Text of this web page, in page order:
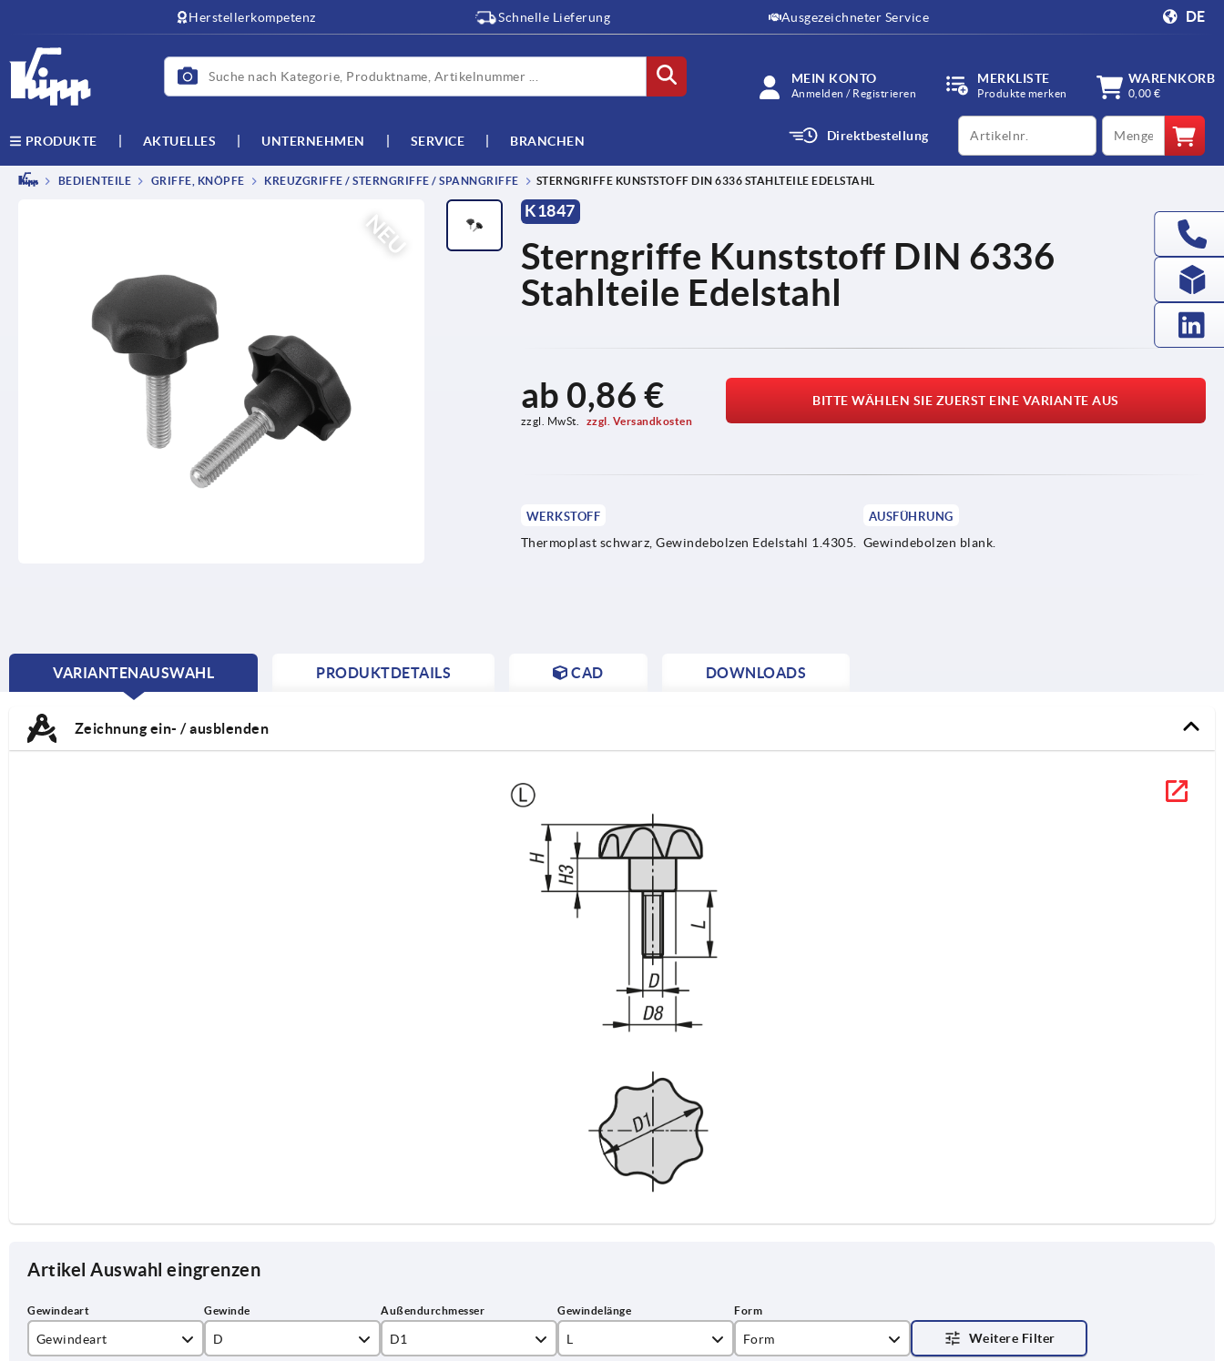
Herstellerkompetenz Schnelle Lieferung Ausgezeichneter Service DE
MEIN KONTO
Anmelden / Registrieren
MERKLISTE
Produkte merken
WARENKORB
0,00 €
PRODUKTE AKTUELLES UNTERNEHMEN SERVICE BRANCHEN Direktbestellung
productCode qty
BEDIENTEILE GRIFFE, KNÖPFE KREUZGRIFFE / STERNGRIFFE / SPANNGRIFFE STERNGRIFFE KUNSTSTOFF DIN 6336 STAHLTEILE EDELSTAHL
NEU K1847
Sterngriffe Kunststoff DIN 6336
Stahlteile Edelstahl
ab 0,86 €
zzgl. MwSt. zzgl. Versandkosten
BITTE WÄHLEN SIE ZUERST EINE VARIANTE AUS
WERKSTOFF
Thermoplast schwarz, Gewindebolzen Edelstahl 1.4305.
AUSFÜHRUNG
Gewindebolzen blank.
VARIANTENAUSWAHL
CURRENT
PRODUKTDETAILS CAD DOWNLOADS
Zeichnung ein- / ausblenden
Artikel Auswahl eingrenzen
Gewindeart D D1 L Form